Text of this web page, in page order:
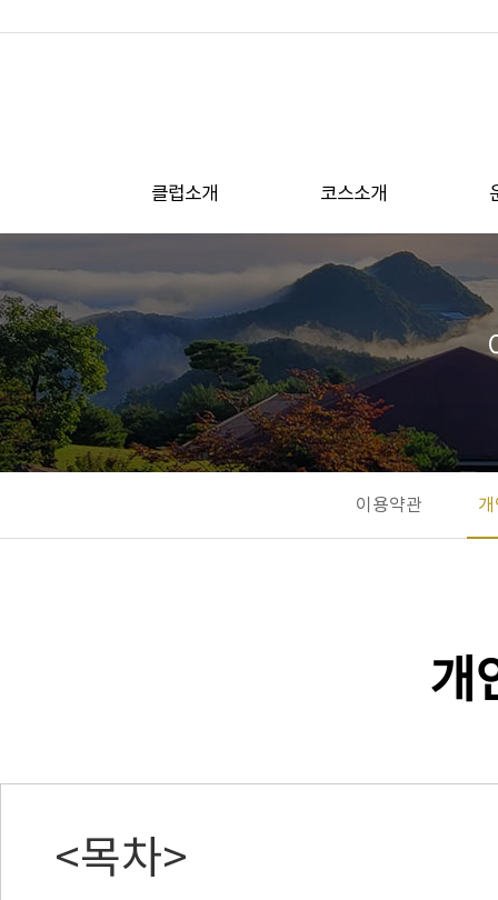
클럽소개 코스소개
이용약관
개
<목차>